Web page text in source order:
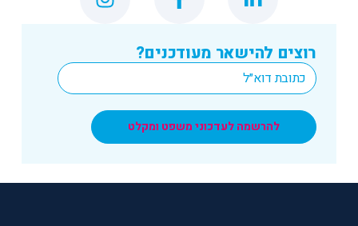
רוצים להישאר מעודכנים?
Email
*
להרשמה לעדכוני משפט ומקלט